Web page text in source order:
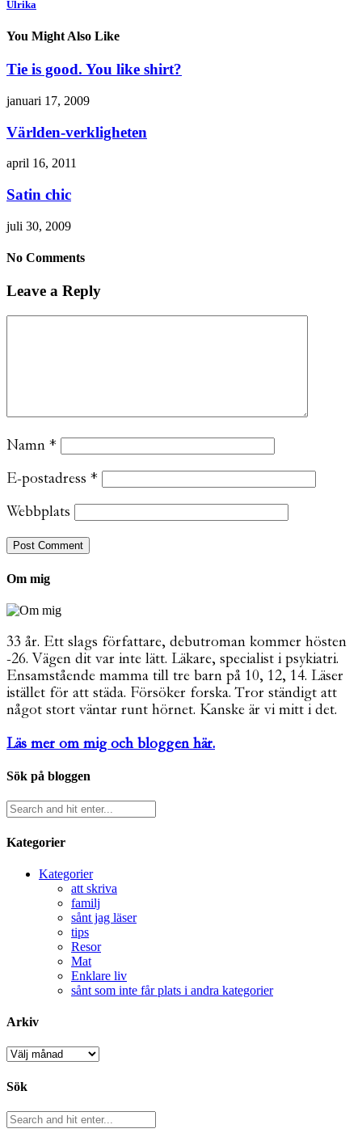
Ulrika
You Might Also Like
Tie is good. You like shirt?
januari 17, 2009
Världen-verkligheten
april 16, 2011
Satin chic
juli 30, 2009
No Comments
Leave a Reply
Namn *
E-postadress *
Webbplats
Om mig
33 år. Ett slags författare, debutroman kommer hösten
-26. Vägen dit var inte lätt. Läkare, specialist i psykiatri.
Ensamstående mamma till tre barn på 10, 12, 14. Läser
istället för att städa. Försöker forska. Tror ständigt att
något stort väntar runt hörnet. Kanske är vi mitt i det.
Läs mer om mig och bloggen här.
Sök på bloggen
Kategorier
Kategorier
att skriva
familj
sånt jag läser
tips
Resor
Mat
Enklare liv
sånt som inte får plats i andra kategorier
Arkiv
Arkiv
Sök